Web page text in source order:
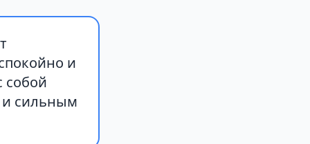
и
собой
и сильным